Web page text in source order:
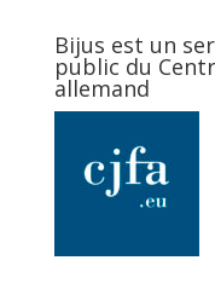
Bijus est un
public du
allemand